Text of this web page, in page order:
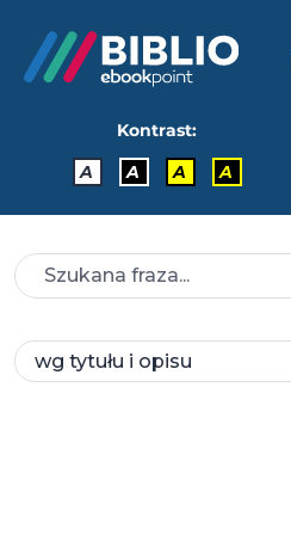
Kontrast:
A
A A A